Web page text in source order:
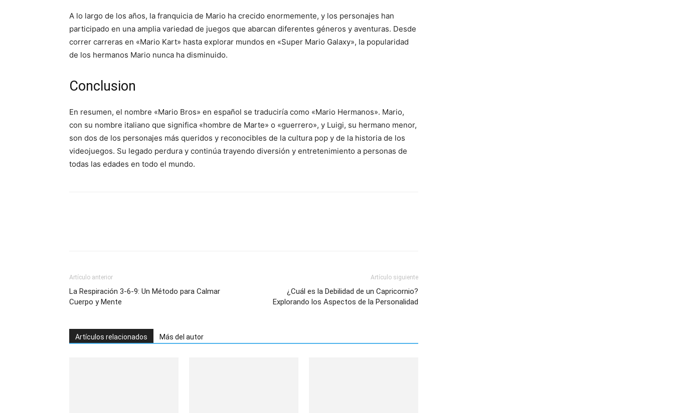
A lo largo de los años, la franquicia de Mario ha crecido enormemente, y los personajes han
participado en una amplia variedad de juegos que abarcan diferentes géneros y aventuras. Desde
correr carreras en «Mario Kart» hasta explorar mundos en «Super Mario Galaxy», la popularidad
de los hermanos Mario nunca ha disminuido.
Conclusion
En resumen, el nombre «Mario Bros» en español se traduciría como «Mario Hermanos». Mario,
con su nombre italiano que significa «hombre de Marte» o «guerrero», y Luigi, su hermano menor,
son dos de los personajes más queridos y reconocibles de la cultura pop y de la historia de los
videojuegos. Su legado perdura y continúa trayendo diversión y entretenimiento a personas de
todas las edades en todo el mundo.
Artículo anterior
La Respiración 3-6-9: Un Método para Calmar
Cuerpo y Mente
Artículo siguiente
¿Cuál es la Debilidad de un Capricornio?
Explorando los Aspectos de la Personalidad
Artículos relacionados Más del autor